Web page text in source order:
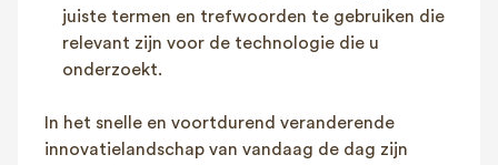
juiste termen en trefwoorden te gebruiken die
relevant zijn voor de technologie die u
onderzoekt.
In het snelle en voortdurend veranderende
innovatielandschap van vandaag de dag zijn